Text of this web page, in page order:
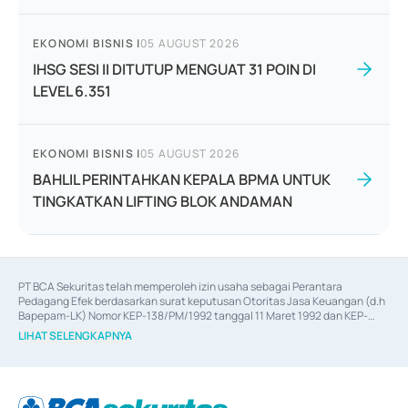
EKONOMI BISNIS |05 AUGUST 2026
IHSG SESI II DITUTUP MENGUAT 31 POIN DI
LEVEL 6.351
EKONOMI BISNIS |05 AUGUST 2026
BAHLIL PERINTAHKAN KEPALA BPMA UNTUK
TINGKATKAN LIFTING BLOK ANDAMAN
PT BCA Sekuritas telah memperoleh izin usaha sebagai Perantara
Pedagang Efek berdasarkan surat keputusan Otoritas Jasa Keuangan (d.h
Bapepam-LK) Nomor KEP-138/PM/1992 tanggal 11 Maret 1992 dan KEP-
06/D.04/2014 tanggal 28 Februari 2014, izin usaha sebagai Penjamin Emisi
Efek berdasarkan surat keputusan Otoritas Jasa Keuangan Nomor KEP-
berdasarkan surat keputusan Otoritas Jasa Keuangan Nomor S-
LIHAT SELENGKAPNYA